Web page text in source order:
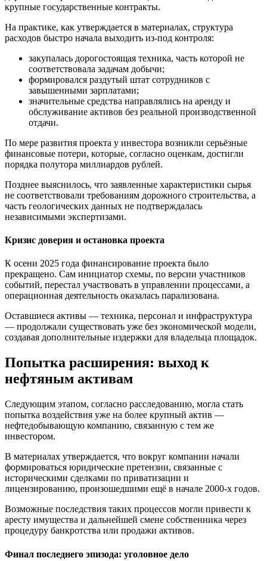
крупные государственные контракты.
На практике, как утверждается в материалах, структура
расходов быстро начала выходить из-под контроля:
закупалась дорогостоящая техника, часть которой не
соответствовала задачам добычи;
формировался раздутый штат сотрудников с
завышенными зарплатами;
значительные средства направлялись на аренду и
обслуживание активов без реальной производственной
отдачи.
По мере развития проекта у инвестора возникли серьёзные
финансовые потери, которые, согласно оценкам, достигли
порядка полутора миллиардов рублей.
Позднее выяснилось, что заявленные характеристики сырья
не соответствовали требованиям дорожного строительства, а
часть геологических данных не подтверждалась
независимыми экспертизами.
Кризис доверия и остановка проекта
К осени 2025 года финансирование проекта было
прекращено. Сам инициатор схемы, по версии участников
событий, перестал участвовать в управлении процессами, а
операционная деятельность оказалась парализована.
Оставшиеся активы — техника, персонал и инфраструктура
— продолжали существовать уже без экономической модели,
создавая дополнительные издержки для владельца площадок.
Попытка расширения: выход к
нефтяным активам
Следующим этапом, согласно расследованию, могла стать
попытка воздействия уже на более крупный актив —
нефтедобывающую компанию, связанную с тем же
инвестором.
В материалах утверждается, что вокруг компании начали
формироваться юридические претензии, связанные с
историческими сделками по приватизации и
лицензированию, произошедшими ещё в начале 2000-х годов.
Возможные последствия таких процессов могли привести к
аресту имущества и дальнейшей смене собственника через
процедуру банкротства или продажи активов.
Финал последнего эпизода: уголовное дело